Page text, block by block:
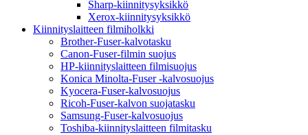
Sharp-kiinnitysyksikkö
Xerox-kiinnitysyksikkö
Kiinnityslaitteen filmiholkki
Brother-Fuser-kalvotasku
Canon-Fuser-filmin suojus
HP-kiinnityslaitteen filmisuojus
Konica Minolta-Fuser -kalvosuojus
Kyocera-Fuser-kalvosuojus
Ricoh-Fuser-kalvon suojatasku
Samsung-Fuser-kalvosuojus
Toshiba-kiinnityslaitteen filmitasku